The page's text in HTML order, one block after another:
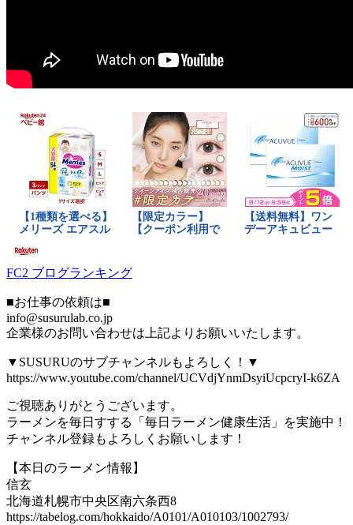
FC2 ブログランキング
■お仕事の依頼は■
info@susurulab.co.jp
企業様のお問い合わせは上記よりお願いいたします。
▼SUSURUのサブチャンネルもよろしく！▼
https://www.youtube.com/channel/UCVdjYnmDsyiUcpcryI-k6ZA
ご視聴ありがとうございます。
ラーメンを毎日すする「毎日ラーメン健康生活」を実施中！
チャンネル登録もよろしくお願いします！
【本日のラーメン情報】
信玄
北海道札幌市中央区南六条西8
https://tabelog.com/hokkaido/A0101/A010103/1002793/